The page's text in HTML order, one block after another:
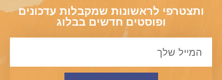
ותצטרפי לראשונות שמקבלות עדכונים
ופוסטים חדשים בבלוג